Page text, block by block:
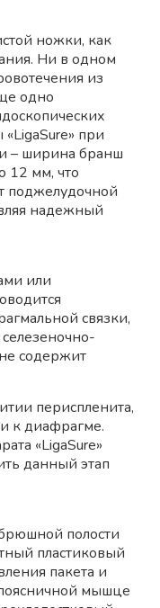
ножки, как
Ни в одном
из
одно
при
– ширина бранш
12 мм, что
поджелудочной
надежный
или
связки,
содержит
периспленита,
к диафрагме.
«LigaSure»
данный этап
полости
пластиковый
пакета и
мышце